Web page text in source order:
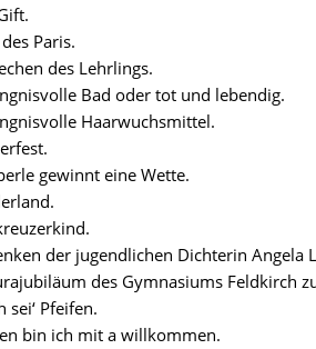
Paris.
des Lehrlings.
Bad oder tot und lebendig.
Haarwuchsmittel.
gewinnt eine Wette.
der jugendlichen Dichterin Angela
des Gymnasiums Feldkirch
sei‘ Pfeifen.
bin ich mit a willkommen.